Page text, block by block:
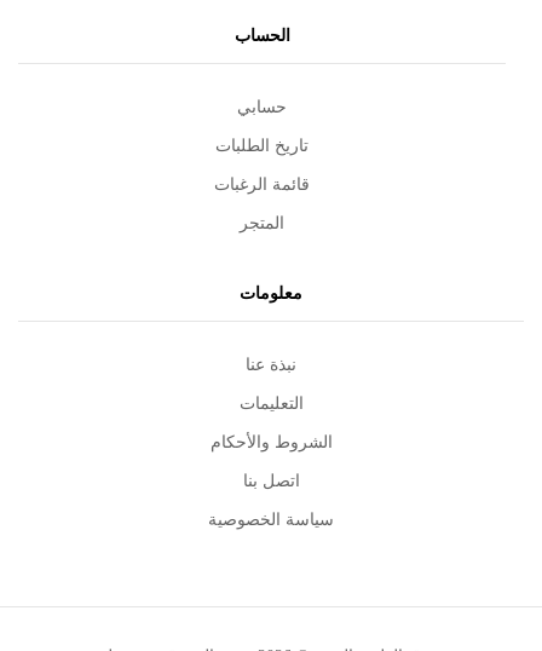
الحساب
حسابي
تاريخ الطلبات
قائمة الرغبات
المتجر
معلومات
نبذة عنا
التعليمات
الشروط والأحكام
اتصل بنا
سياسة الخصوصية